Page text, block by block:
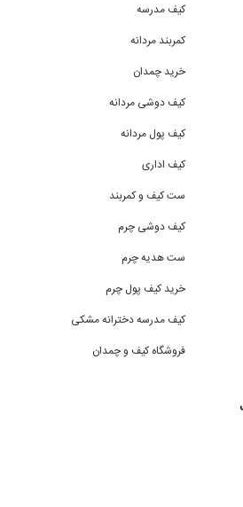
کیف مدرسه
کمربند مردانه
خرید چمدان
کیف دوشی مردانه
کیف پول مردانه
کیف اداری
ست کیف و کمربند
کیف دوشی چرم
ست هدیه چرم
خرید کیف پول چرم
کیف مدرسه دخترانه مشکی
فروشگاه کیف و چمدان